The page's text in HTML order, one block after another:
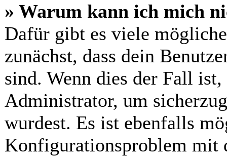
» Warum kann ich mich
Dafür gibt es viele
zunächst, dass dein
sind. Wenn dies der Fall
Administrator, um
wurdest. Es ist ebenfalls
Konfigurationsproblem mit